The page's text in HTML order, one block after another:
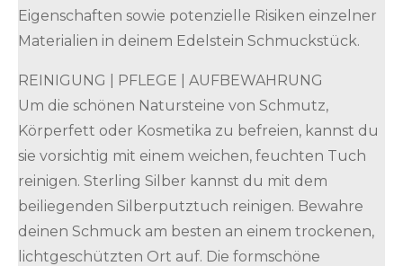
Eigenschaften sowie potenzielle Risiken einzelner
Materialien in deinem Edelstein Schmuckstück.
REINIGUNG | PFLEGE | AUFBEWAHRUNG
Um die schönen Natursteine von Schmutz,
Körperfett oder Kosmetika zu befreien, kannst du
sie vorsichtig mit einem weichen, feuchten Tuch
reinigen. Sterling Silber kannst du mit dem
beiliegenden Silberputztuch reinigen. Bewahre
deinen Schmuck am besten an einem trockenen,
lichtgeschützten Ort auf. Die formschöne